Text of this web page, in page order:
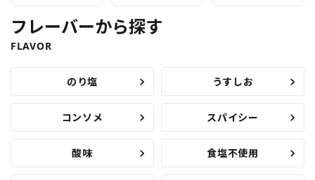
フレーバーから探す
FLAVOR
のり塩 うすしお
コンソメ スパイシー
酸味 食塩不使用